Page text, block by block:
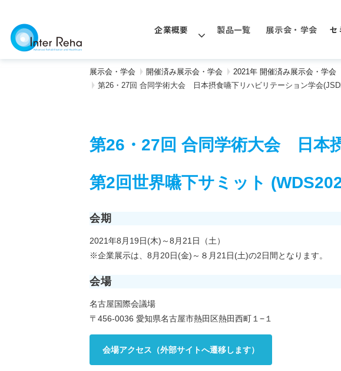
企業概要 製品一覧 展示会・学会 セ
展示会・学会 開催済み展示会・学会
2021年 開催済み展示会・学会
第26・27回 合同学術大会 日本摂食嚥下リハビリテーション学会
第26・27回 合同学術大会　日本
第2回世界嚥下サミット
会期
2021年8月19日(木)～8月21日（土）
※企業展示は、8月20日(金)～８月21日(土)の2日間となります。
会場
名古屋国際会議場
〒456-0036 愛知県名古屋市熱田区熱田西町１−１
会場アクセス（外部サイトへ遷移します）